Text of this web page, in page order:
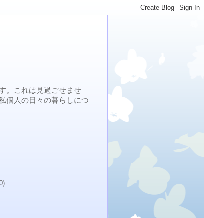
。これは見過ごせませ
個人の日々の暮らしにつ